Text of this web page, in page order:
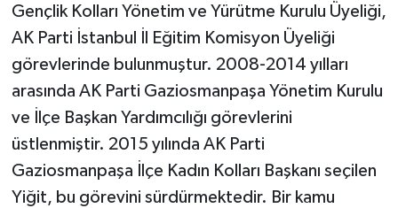
Gençlik Kolları Yönetim ve Yürütme Kurulu Üyeliği,
AK Parti İstanbul İl Eğitim Komisyon Üyeliği
görevlerinde bulunmuştur. 2008-2014 yılları
arasında AK Parti Gaziosmanpaşa Yönetim Kurulu
ve İlçe Başkan Yardımcılığı görevlerini
üstlenmiştir. 2015 yılında AK Parti
Gaziosmanpaşa İlçe Kadın Kolları Başkanı seçilen
Yiğit, bu görevini sürdürmektedir. Bir kamu